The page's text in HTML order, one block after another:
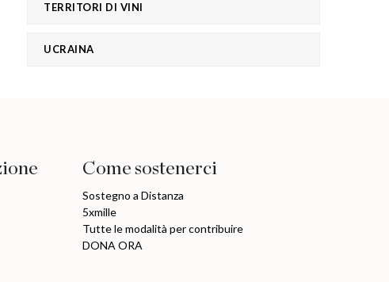
TERRITORI DI VINI
UCRAINA
Come sostenerci
Sostegno a Distanza
5xmille
Tutte le modalità per contribuire
DONA ORA